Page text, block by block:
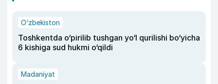
O‘zbekiston
Toshkentda o‘pirilib tushgan yo‘l qurilishi bo‘yicha
6 kishiga sud hukmi o‘qildi
Madaniyat